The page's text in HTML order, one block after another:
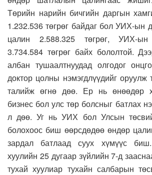
Төрийн нарийн бичгийн даргын
1.232.536 төгрөг байдаг бол УИХ-ын
цалин 2.588.325 төгрөг, УИХ-
3.734.584 төгрөг байх бололтой.
албан тушаалтнуудад олгодог
доктор цолны нэмэгдлүүдийг оруулж
талийж өгнө дөө. Ер нь өнөөдөр
бизнес бол улс төр болсныг батлах
л дөө. Уг нь УИХ бол Улсын
болохоос биш өөрсдөдөө өндөр
зардал батлаад суух хүмүүс
хуулийн 25 дугаар зүйлийн 7-д
тухай хуулиар тухайн салбарын